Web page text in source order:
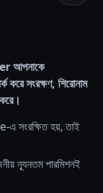
আপনাকে
করে সংরক্ষণ, শিরোনাম
সংরক্ষিত হয়, তাই
ন্যূনতম পারমিশনই